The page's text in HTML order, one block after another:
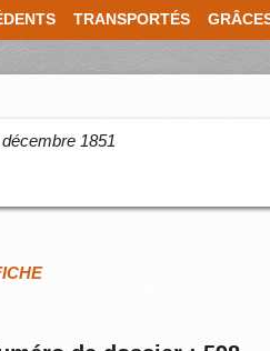
TRANSPORTÉS
1851